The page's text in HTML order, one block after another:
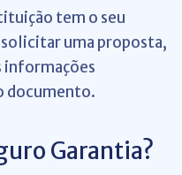
tem o seu
uma proposta,
informações
documento.
Garantia?